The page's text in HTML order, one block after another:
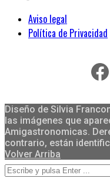
Aviso legal
Política de Privacidad
Diseño de Silvia
las imágenes que
Amigastronomicas.
contrario, están
Volver Arriba
Search
for: